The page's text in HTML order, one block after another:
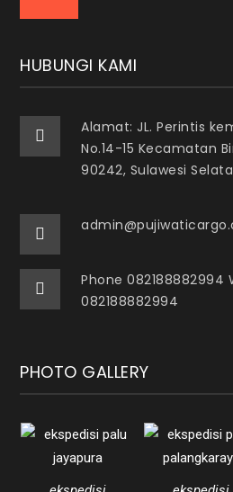
HUBUNGI KAMI
Alamat: JL. Perintis
No.14-15 Kecamatan
90242, Sulawesi
Phone 082188882994
082188882994
PHOTO GALLERY